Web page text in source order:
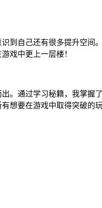
到自己还有很多提升空间
戏中更上一层楼！
。通过学习秘籍，我掌握
想要在游戏中取得突破的玩